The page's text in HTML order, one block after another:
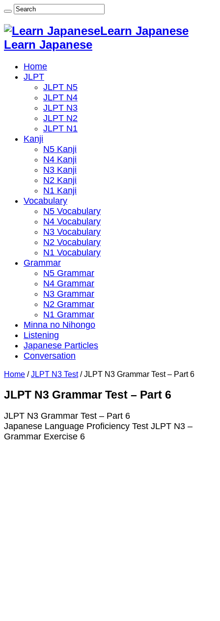
Learn Japanese
Learn Japanese
Home
JLPT
JLPT N5
JLPT N4
JLPT N3
JLPT N2
JLPT N1
Kanji
N5 Kanji
N4 Kanji
N3 Kanji
N2 Kanji
N1 Kanji
Vocabulary
N5 Vocabulary
N4 Vocabulary
N3 Vocabulary
N2 Vocabulary
N1 Vocabulary
Grammar
N5 Grammar
N4 Grammar
N3 Grammar
N2 Grammar
N1 Grammar
Minna no Nihongo
Listening
Japanese Particles
Conversation
Home / JLPT N3 Test / JLPT N3 Grammar Test – Part 6
JLPT N3 Grammar Test – Part 6
JLPT N3 Grammar Test – Part 6
Japanese Language Proficiency Test JLPT N3 –
Grammar Exercise 6